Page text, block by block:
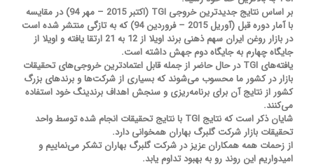
بر اساس نتایج جدیدترین خروجی TGI (اکتبر 2015 – مهر 94) در مقایسه
با آمار دوره قبل (آوریل 2015 – فروردین 94) که به تازگی منتشر شده است
در بازار روغن ایران سهم ذهنی برند اویلا از 12 به 21 ارتقا یافته و اویلا از
جایگاه چهارم به جایگاه دوم جهش داشته است.
یافته‌های TGI در حال حاضر از جمله قابل اعتمادترین خروجی‌های تحقیقات
بازار در کشور ما محسوب می‌شوند که بسیاری از شرکت‌ها و برندهای بزرگ
کشور از نتایج آن برای برنامه‌ریزی و سنجش اهداف برندینگ خود استفاده
می‌کنند.
شایان ذکر است که نتایج TGI با نتایج تحقیقات انجام شده توسط واحد
تحقیقات بازار شرکت گلبرگ بهاران همخوانی دارد.
از زحمات همه همکاران عزیز در شرکت گلبرگ بهاران تشکر می‌نماییم و
امیدواریم این روند رو به بهبود تداوم یابد.